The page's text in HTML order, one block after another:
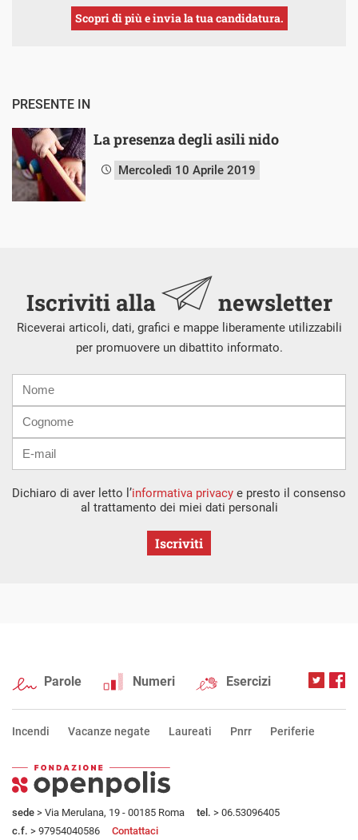
Scopri di più e invia la tua candidatura.
PRESENTE IN
La presenza degli asili nido
Mercoledì 10 Aprile 2019
Iscriviti alla newsletter
Riceverai articoli, dati, grafici e mappe liberamente utilizzabili
per promuovere un dibattito informato.
mail
Dichiaro di aver letto l’informativa privacy e presto il consenso
al trattamento dei miei dati personali
Iscriviti
Parole Numeri Esercizi
Incendi Vacanze negate Laureati Pnrr Periferie
sede > Via Merulana, 19 - 00185 Roma tel. > 06.53096405
c.f. > 97954040586 Contattaci